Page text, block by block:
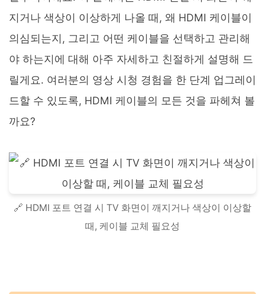
지거나 색상이 이상하게 나올 때, 왜 HDMI 케이블이
의심되는지, 그리고 어떤 케이블을 선택하고 관리해
야 하는지에 대해 아주 자세하고 친절하게 설명해 드
릴게요. 여러분의 영상 시청 경험을 한 단계 업그레이
드할 수 있도록, HDMI 케이블의 모든 것을 파헤쳐 볼
까요?
🔗 HDMI 포트 연결 시 TV 화면이 깨지거나 색상이 이상할
때, 케이블 교체 필요성